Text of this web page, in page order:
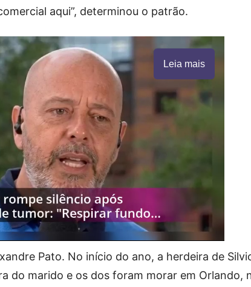
aqui”, determinou o patrão.
Leia mais
Pato. No início do ano, a herdeira de
do marido e os dos foram morar em Orlando,